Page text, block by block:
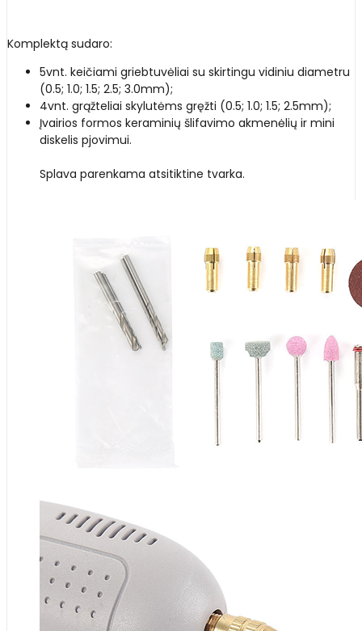
Komplektą sudaro:
5vnt. keičiami griebtuvėliai su skirtingu vidiniu diametru
(0.5; 1.0; 1.5; 2.5; 3.0mm);
4vnt. grąžteliai skylutėms gręžti (0.5; 1.0; 1.5; 2.5mm);
Įvairios formos keraminių šlifavimo akmenėlių ir mini
diskelis pjovimui.
Splava parenkama atsitiktine tvarka.